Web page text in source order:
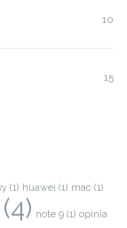
10
15
(1) huawei (1) mac (1)
(4) note 9 (1) opinia